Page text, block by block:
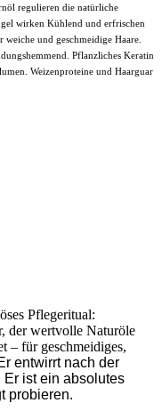
regulieren die natürliche
wirken Kühlend und erfrischen
und geschmeidige Haare.
Pflanzliches Keratin
Weizenproteine und Haarguar
Pflegeritual:
der wertvolle Naturöle
– für geschmeidiges,
entwirrt nach der
ist ein absolutes
probieren.